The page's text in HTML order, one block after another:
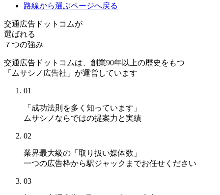
路線から選ぶページへ戻る
交通広告ドットコムが
選ばれる
７つの強み
交通広告ドットコムは、創業90年以上の歴史をもつ
「ムサシノ広告社」が運営しています
01
「成功法則を多く知っています」
ムサシノならではの提案力と実績
02
業界最大級の「取り扱い媒体数」
一つの広告枠から駅ジャックまでお任せください
03